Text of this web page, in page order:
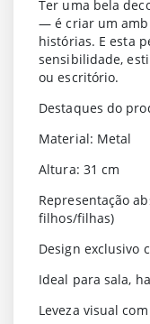
Ter uma bela
— é criar um
histórias. E esta
sensibilidade,
ou escritório.
Destaques do
Material: Metal
Altura: 31 cm
Representação
filhos/filhas)
Design exclusivo
Ideal para sala,
Leveza visual